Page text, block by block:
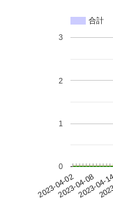
合計
2023-04-022023-04-08
2023-04-
0
1
2
3